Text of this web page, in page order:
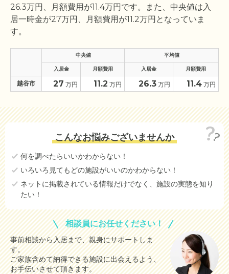
26.3万円、月額費用が11.4万円です。また、中央値は入
居一時金が27万円、月額費用が11.2万円となっていま
す。
中央値 平均値
入居金 月額費用 入居金 月額費用
越谷市 27 万円 11.2 万円 26.3 万円 11.4 万円
こんなお悩みございませんか
何を調べたらいいかわからない！
いろいろ見てもどの施設がいいのかわからない！
ネットに掲載されている情報だけでなく、施設の実態を知り
たい！
相談員にお任せください！
事前相談から入居まで、親身にサポートしま
す。
ご家族含めて納得できる施設に出会えるよう、
お手伝いさせて頂きます。